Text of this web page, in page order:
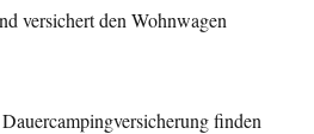
versichert den Wohnwagen
finden